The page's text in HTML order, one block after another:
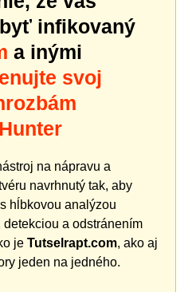
infikovaný
a inými
svoj
na nápravu a
navrhnutý tak, aby
hĺbkovou analýzou
a odstránením
je Tutselrapt.com, ako aj
jeden na jedného.